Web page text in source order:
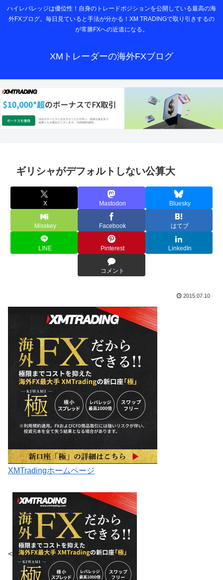
ハイレバレッジは優位性！自身のトレードポジションを公開している最高の海
外FXブログ。毎日見ていると手法が分かる！XM TRADINGで取り引きするの
が常勝FXへの近道になる。
XMトレーダーの海外FXブログ
ギリシャがデフォルトしない公算大
X Mastodon Bluesky
Misskey Facebook はてブ
LINE Pinterest LinkedIn
コメント
2015.07.10
XMTradingホームページ
<